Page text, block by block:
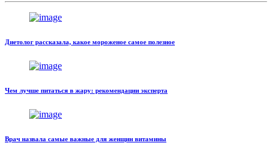
Диетолог рассказала, какое мороженое самое полезное
Чем лучше питаться в жару: рекомендации эксперта
Врач назвала самые важные для женщин витамины